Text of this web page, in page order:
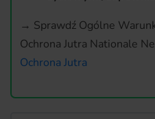
→ Sprawdź Ogólne
Ochrona Jutra Nationale
Ochrona Jutra